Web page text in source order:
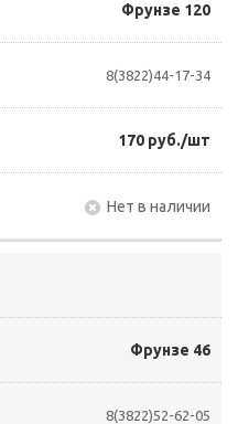
Фрунзе 120
8(3822)44-17-34
170 руб./шт
Нет в наличии
Фрунзе 46
8(3822)52-62-05